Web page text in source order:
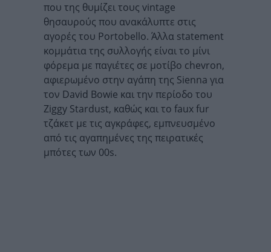
που της θυμίζει τους vintage
θησαυρούς που ανακάλυπτε στις
αγορές του Portobello. Άλλα statement
κομμάτια της συλλογής είναι το μίνι
φόρεμα με παγιέτες σε μοτίβο chevron,
αφιερωμένο στην αγάπη της Sienna για
τον David Bowie και την περίοδο του
Ziggy Stardust, καθώς και το faux fur
τζάκετ με τις αγκράφες, εμπνευσμένο
από τις αγαπημένες της πειρατικές
μπότες των 00s.